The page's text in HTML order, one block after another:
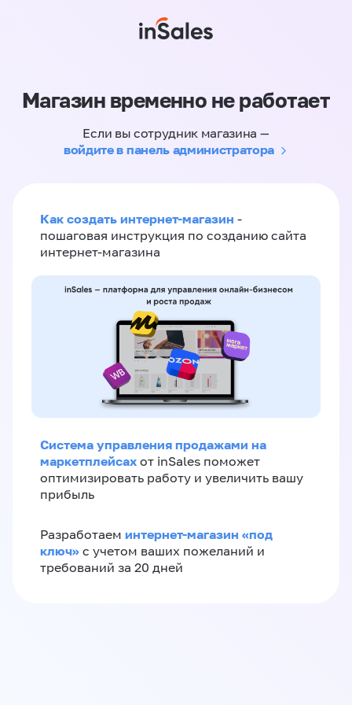
Магазин временно не работает
Если вы сотрудник магазина —
войдите в панель администратора
Как создать интернет-магазин -
пошаговая инструкция по созданию сайта
интернет-магазина
Система управления продажами на
маркетплейсах от inSales поможет
оптимизировать работу и увеличить вашу
прибыль
Разработаем интернет-магазин «‎под
ключ»‎ с учетом ваших пожеланий и
требований за 20 дней